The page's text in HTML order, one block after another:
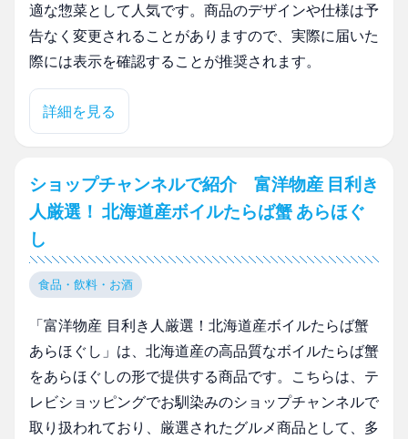
適な惣菜として人気です。商品のデザインや仕様は予
告なく変更されることがありますので、実際に届いた
際には表示を確認することが推奨されます。
詳細を見る
ショップチャンネルで紹介 富洋物産 目利き
人厳選！ 北海道産ボイルたらば蟹 あらほぐ
し
食品・飲料・お酒
「富洋物産 目利き人厳選！北海道産ボイルたらば蟹
あらほぐし」は、北海道産の高品質なボイルたらば蟹
をあらほぐしの形で提供する商品です。こちらは、テ
レビショッピングでお馴染みのショップチャンネルで
取り扱われており、厳選されたグルメ商品として、多